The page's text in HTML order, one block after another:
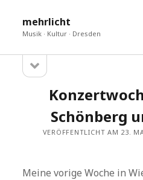
mehrlicht
Musik · Kultur · Dresden
Sidebar
öffnen
Schönberg
VERÖFFENTLICHT AM 23.
Meine vorige Woche in